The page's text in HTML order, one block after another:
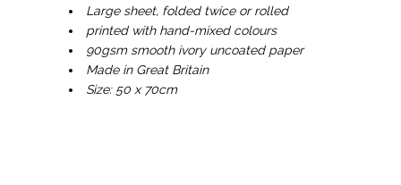
Large sheet, folded twice or rolled
printed with hand-mixed colours
90gsm smooth ivory uncoated paper
Made in Great Britain
Size: 50 x 70cm